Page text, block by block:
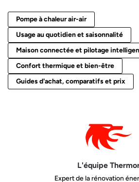
Pompe à chaleur air-air
Usage au quotidien et saisonnalité
Maison connectée et pilotage
Confort thermique et bien-être
Guides d'achat, comparatifs et prix
L'équipe
Expert de la rénovation